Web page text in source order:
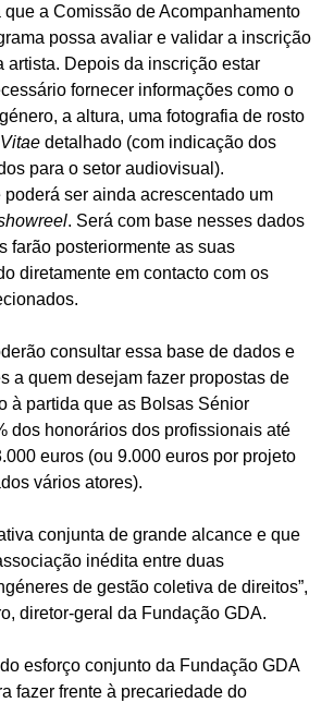
a Comissão de Acompanhamento
possa avaliar e validar a inscrição
artista. Depois da inscrição estar
fornecer informações como o
a altura, uma fotografia de rosto
detalhado (com indicação dos
para o setor audiovisual).
poderá ser ainda acrescentado um
. Será com base nesses dados
farão posteriormente as suas
diretamente em contacto com os
consultar essa base de dados e
a quem desejam fazer propostas de
à partida que as Bolsas Sénior
dos honorários dos profissionais até
euros (ou 9.000 euros por projeto
vários atores).
conjunta de grande alcance e que
inédita entre duas
de gestão coletiva de direitos”,
diretor-geral da Fundação GDA.
esforço conjunto da Fundação GDA
fazer frente à precariedade do